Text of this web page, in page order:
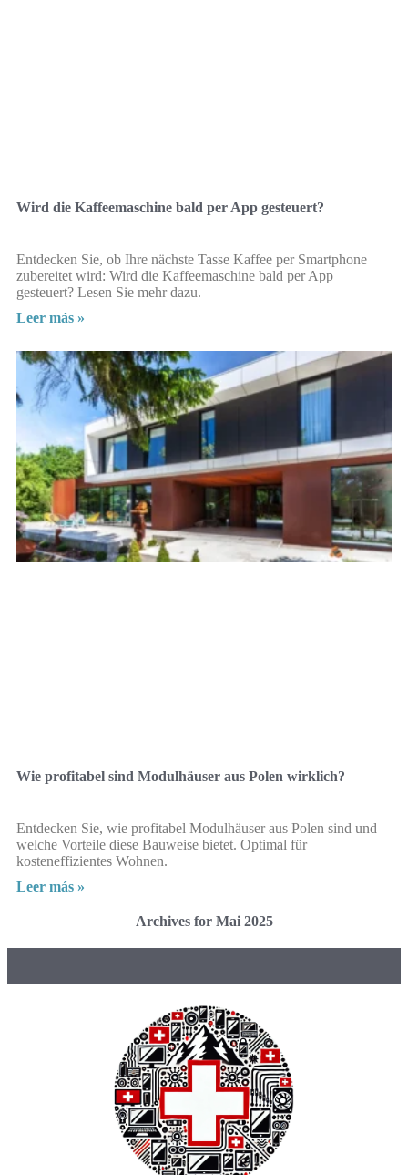
Wird die Kaffeemaschine bald per App gesteuert?
Entdecken Sie, ob Ihre nächste Tasse Kaffee per Smartphone
zubereitet wird: Wird die Kaffeemaschine bald per App
gesteuert? Lesen Sie mehr dazu.
Leer más »
Wie profitabel sind Modulhäuser aus Polen wirklich?
Entdecken Sie, wie profitabel Modulhäuser aus Polen sind und
welche Vorteile diese Bauweise bietet. Optimal für
kosteneffizientes Wohnen.
Leer más »
Archives for Mai 2025